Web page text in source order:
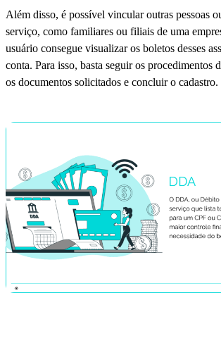
Além disso, é possível vincular outras pessoas
serviço, como familiares ou filiais de uma
usuário consegue visualizar os boletos desses
conta. Para isso, basta seguir os procedimentos
os documentos solicitados e concluir o cadastro.